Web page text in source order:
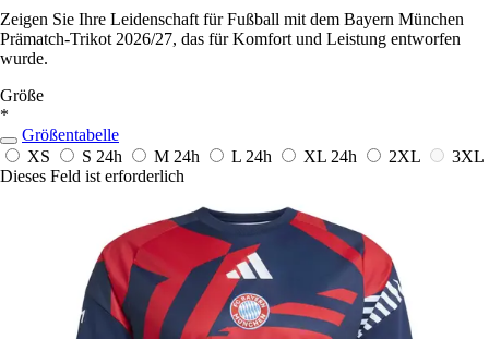
Zeigen Sie Ihre Leidenschaft für Fußball mit dem Bayern München
Prämatch-Trikot 2026/27, das für Komfort und Leistung entworfen
wurde.
Größe
*
Größentabelle
XS
S 24h M 24h L 24h XL 24h 2XL
3XL
Dieses Feld ist erforderlich